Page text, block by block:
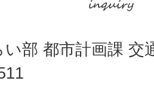
部 都市計画課 交